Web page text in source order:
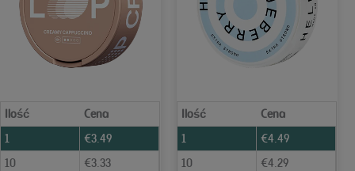
Ilość
Cena
1
€3.49
10
€3.33
Ilość
Cena
1
€4.49
10
€4.29